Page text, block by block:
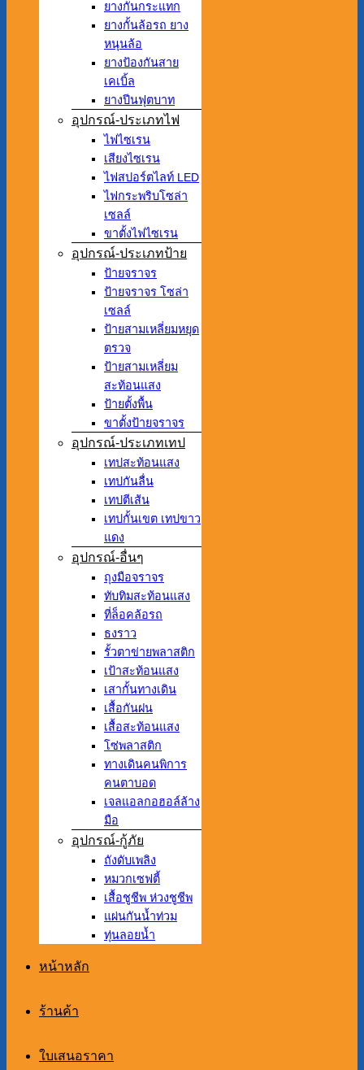
ยางกันกระแทก
ยางกั้นล้อรถ ยาง
หนุนล้อ
ยางป้องกันสาย
เคเบิ้ล
ยางปีนฟุตบาท
อุปกรณ์-ประเภทไฟ
ไฟไซเรน
เสียงไซเรน
ไฟสปอร์ตไลท์ LED
ไฟกระพริบโซล่า
เซลล์
ขาตั้งไฟไซเรน
อุปกรณ์-ประเภทป้าย
ป้ายจราจร
ป้ายจราจร โซล่า
เซลล์
ป้ายสามเหลี่ยมหยุด
ตรวจ
ป้ายสามเหลี่ยม
สะท้อนแสง
ป้ายตั้งพื้น
ขาตั้งป้ายจราจร
อุปกรณ์-ประเภทเทป
เทปสะท้อนแสง
เทปกันลื่น
เทปตีเส้น
เทปกั้นเขต เทปขาว
แดง
อุปกรณ์-อื่นๆ
ถุงมือจราจร
ทับทิมสะท้อนแสง
ที่ล็อคล้อรถ
ธงราว
รั้วตาข่ายพลาสติก
เป้าสะท้อนแสง
เสากั้นทางเดิน
เสื้อกันฝน
เสื้อสะท้อนแสง
โซ่พลาสติก
ทางเดินคนพิการ
คนตาบอด
เจลแอลกอฮอล์ล้าง
มือ
อุปกรณ์-กู้ภัย
ถังดับเพลิง
หมวกเซฟตี้
เสื้อชูชีพ ห่วงชูชีพ
แผ่นกันน้ำท่วม
ทุ่นลอยน้ำ
หน้าหลัก
ร้านค้า
ใบเสนอราคา